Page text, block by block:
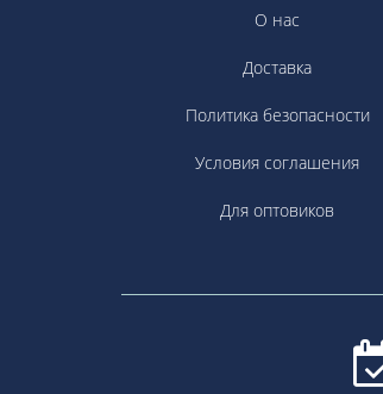
О нас
Доставка
Политика безопасности
Условия соглашения
Для оптовиков